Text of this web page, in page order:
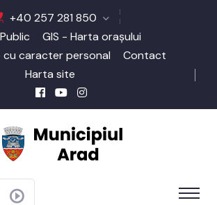
+40 257 281 850
GIS - Harta orașului
cu caracter personal
Contact
Harta site